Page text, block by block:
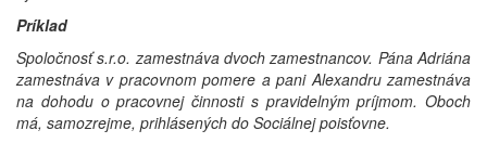
Príklad
Spoločnosť s.r.o. zamestnáva dvoch zamestnancov. Pána Adriána
zamestnáva v pracovnom pomere a pani Alexandru zamestnáva
na dohodu o pracovnej činnosti s pravidelným príjmom. Oboch
má, samozrejme, prihlásených do Sociálnej poisťovne.